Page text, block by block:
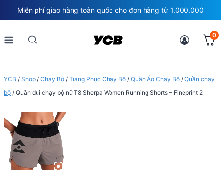
to
content
Miễn phí giao hàng toàn quốc cho đơn hàng từ 1.000.000
0
YCB / Shop / Chạy Bộ / Trang Phục Chạy Bộ / Quần Áo Chạy Bộ / Quần chạy
bộ / Quần đùi chạy bộ nữ T8 Sherpa Women Running Shorts – Fineprint 2